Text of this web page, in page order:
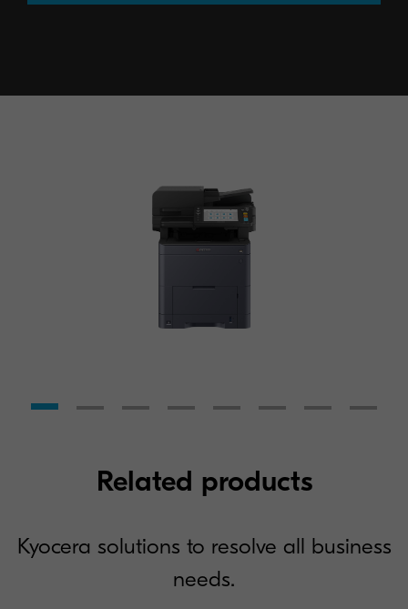
Related products
Kyocera solutions to resolve all business
needs.